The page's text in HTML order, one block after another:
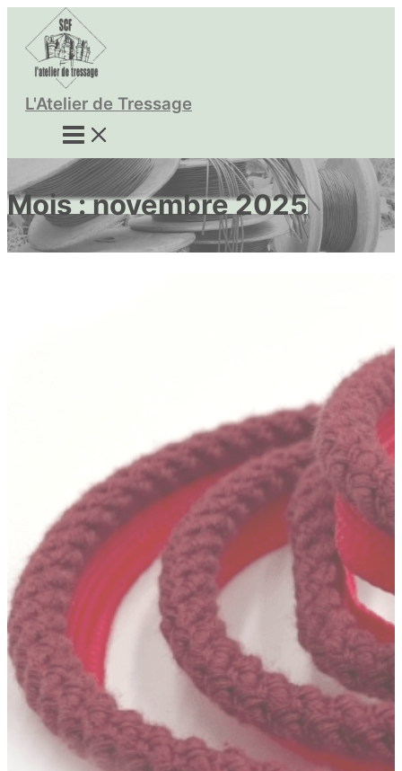
contenu
L'Atelier de Tressage
Mois :novembre 2025